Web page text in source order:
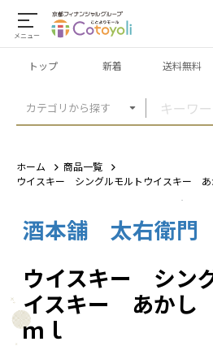
メニュー
カテゴリから探す
トップ 新着 送料無料
ホーム
商品一覧
ウイスキー シングルモルトウイスキー
酒本舗 太右衛門
ウイスキー シン
イスキー あか
ｍｌ